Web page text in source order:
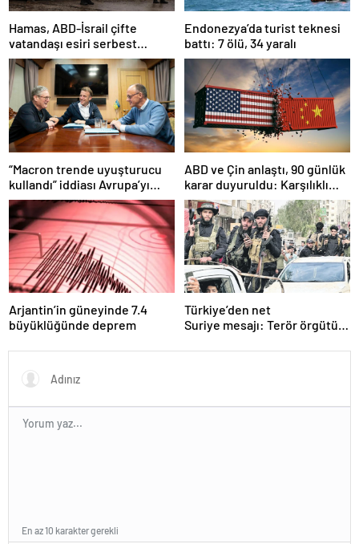
Hamas, ABD-İsrail çifte
vatandaşı esiri serbest
bırakacağını duyurdu
Endonezya’da turist teknesi
battı: 7 ölü, 34 yaralı
“Macron trende uyuşturucu
kullandı” iddiası Avrupa’yı
karıştırmıştı: Fransa’dan
“peçeteli” yalanlama geldi!
ABD ve Çin anlaştı, 90 günlük
karar duyuruldu: Karşılıklı
tarife indirimi geldi!
Arjantin’in güneyinde 7.4
büyüklüğünde deprem
Türkiye’den net
Suriye mesajı: Terör örgütü
En az 10 karakter gerekli